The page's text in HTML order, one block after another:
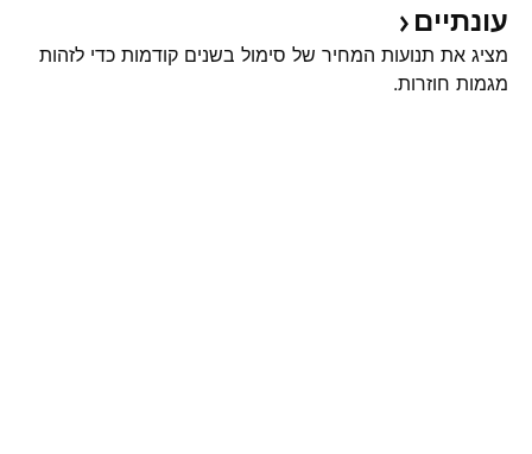
עונתיים
מציג את תנועות המחיר של סימול בשנים קודמות כדי לזהות
מגמות חוזרות.